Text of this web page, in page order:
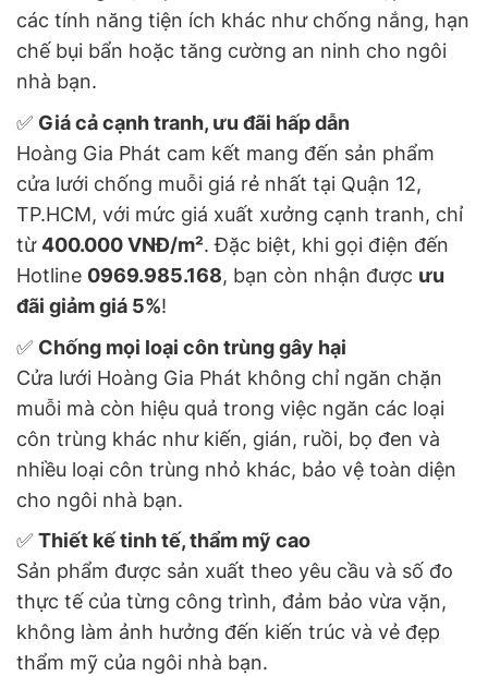
các tính năng tiện ích khác như chống nắng, hạn
chế bụi bẩn hoặc tăng cường an ninh cho ngôi
nhà bạn.
✅ Giá cả cạnh tranh, ưu đãi hấp dẫn
Hoàng Gia Phát cam kết mang đến sản phẩm
cửa lưới chống muỗi giá rẻ nhất tại Quận 12,
TP.HCM, với mức giá xuất xưởng cạnh tranh, chỉ
từ400.000 VNĐ/m². Đặc biệt, khi gọi điện đến
Hotline 0969.985.168, bạn còn nhận được ưu
đãi giảm giá 5%!
✅ Chống mọi loại côn trùng gây hại
Cửa lưới Hoàng Gia Phát không chỉ ngăn chặn
muỗi mà còn hiệu quả trong việc ngăn các loại
côn trùng khác như kiến, gián, ruồi, bọ đen và
nhiều loại côn trùng nhỏ khác, bảo vệ toàn diện
cho ngôi nhà bạn.
✅ Thiết kế tinh tế, thẩm mỹ cao
Sản phẩm được sản xuất theo yêu cầu và số đo
thực tế của từng công trình, đảm bảo vừa vặn,
không làm ảnh hưởng đến kiến trúc và vẻ đẹp
thẩm mỹ của ngôi nhà bạn.